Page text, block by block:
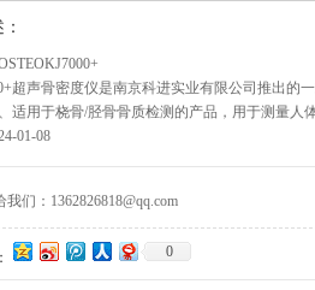
超声骨密度仪是南京科进实业有限公司推出的一
适用于桡骨/胫骨骨质检测的产品，用于测量人
01-08
我们：1362826818@qq.com
0